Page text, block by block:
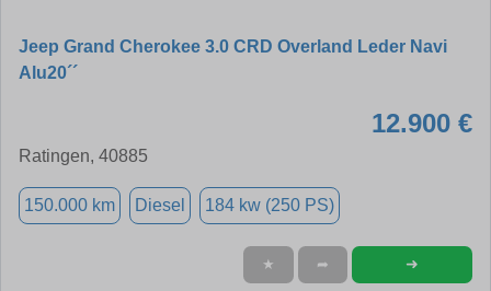
Jeep Grand Cherokee 3.0 CRD Overland Leder Navi
Alu20´´
12.900 €
Ratingen, 40885
150.000 km Diesel 184 kw (250 PS)
★ ➦ ➜